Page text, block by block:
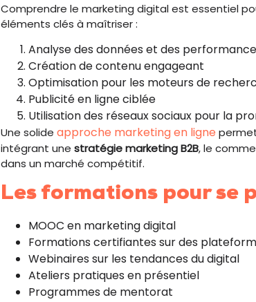
Comprendre le marketing digital est essentiel
éléments clés à maîtriser :
Analyse des données et des
Création de contenu engageant
Optimisation pour les moteurs de
Publicité en ligne ciblée
Utilisation des réseaux sociaux pour la
Une solideapproche marketing en ligne
intégrant unestratégie marketing B2B, le
dans un marché compétitif.
Les formations pour se
MOOC en marketing digital
Formations certifiantes sur des
Webinaires sur les tendances du digital
Ateliers pratiques en présentiel
Programmes de mentorat